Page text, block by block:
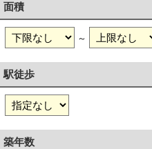
面積
～
駅徒歩
築年数